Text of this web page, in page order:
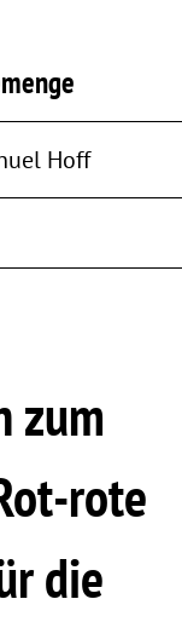
Hoff
zum
rote
die